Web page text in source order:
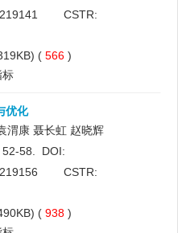
CSTR:
( 566 )
标
优化
渭康 聂长虹 赵晓辉
52-58. DOI:
CSTR:
( 938 )